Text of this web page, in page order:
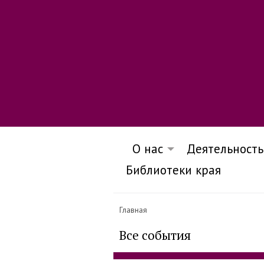
О нас Деятельность
Библиотеки края
Главная
Все события